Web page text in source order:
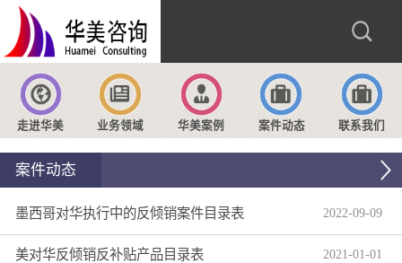
走进华美 业务领域 华美案例 案件动态 联系我们
案件动态
墨西哥对华执行中的反倾销案件目录表 2022-09-09
美对华反倾销反补贴产品目录表 2021 -01 -01